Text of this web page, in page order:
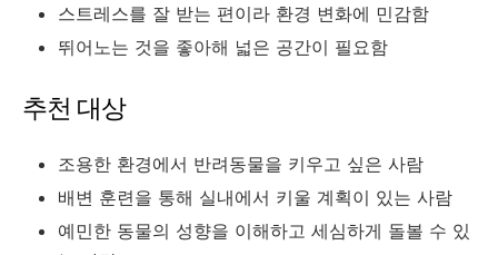
스트레스를 잘 받는 편이라 환경 변화에 민감함
뛰어노는 것을 좋아해 넓은 공간이 필요함
추천 대상
조용한 환경에서 반려동물을 키우고 싶은 사람
배변 훈련을 통해 실내에서 키울 계획이 있는 사람
예민한 동물의 성향을 이해하고 세심하게 돌볼 수 있